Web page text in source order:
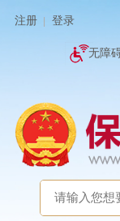
注册 登录
无障